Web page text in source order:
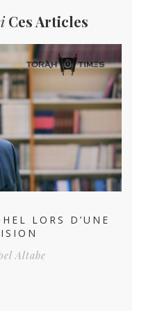
Ces Articles
LORS D’UNE
Altabe